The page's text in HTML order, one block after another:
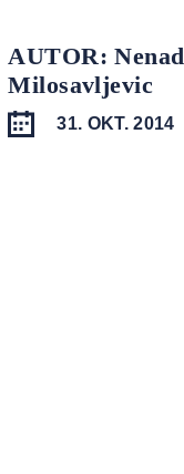
AUTOR: Nenad
Milosavljevic
31. OKT. 2014